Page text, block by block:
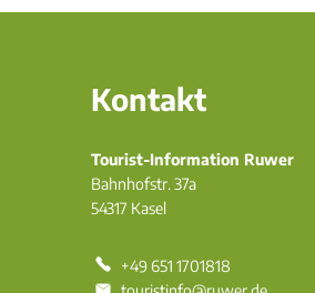
Kontakt
Tourist-Information Ruwer
Bahnhofstr. 37a
54317 Kasel
+49 651 1701818